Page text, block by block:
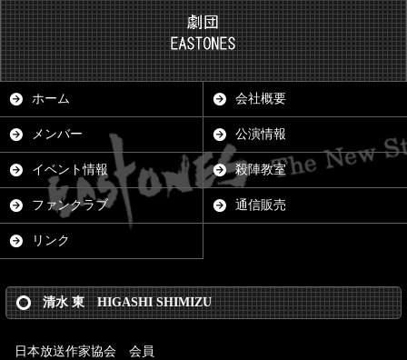
ホーム 会社概要
メンバー 公演情報
イベント情報 殺陣教室
ファンクラブ 通信販売
リンク
清水 東 HIGASHI SHIMIZU
日本放送作家協会 会員